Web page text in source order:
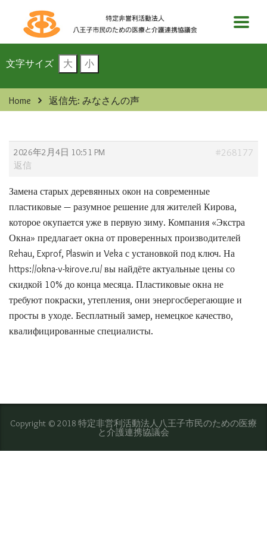
文字サイズ 大 小
Home 返信先: みなさんの声
2026年2月4日 10:51 PM #268177
返信
Замена старых деревянных окон на современные
пластиковые — разумное решение для жителей Кирова,
которое окупается уже в первую зиму. Компания «Экстра
Окна» предлагает окна от проверенных производителей
Rehau, Exprof, Plaswin и Veka с установкой под ключ. На
https://okna-v-kirove.ru/ вы найдёте актуальные цены со
скидкой 10% до конца месяца. Пластиковые окна не
требуют покраски, утепления, они энергосберегающие и
просты в уходе. Бесплатный замер, немецкое качество,
квалифицированные специалисты.
Copyright © 2018 特定非営利活動法人八王子市民のための医療
と介護連携協議会